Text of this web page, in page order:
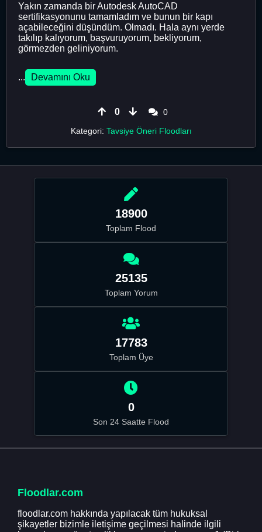
Yakın zamanda bir Autodesk AutoCAD
sertifikasyonunu tamamladım ve bunun bir kapı
açabileceğini düşündüm. Olmadı. Hala aynı yerde
takılıp kalıyorum, başvuruyorum, bekliyorum,
görmezden geliniyorum.
... Devamını Oku
0
0
Kategori: Tavsiye Öneri Floodları
18900
Toplam Flood
25135
Toplam Yorum
17783
Toplam Üye
0
Son 24 Saatte Flood
Floodlar.com
floodlar.com hakkında yapılacak tüm hukuksal
şikayetler bizimle iletişime geçilmesi halinde ilgili